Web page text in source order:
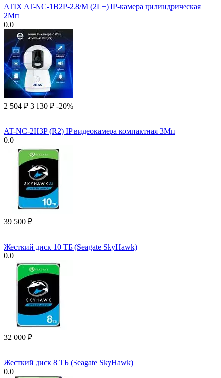
ATIX AT-NC-1B2P-2.8/M (2L+) IP-камера цилиндрическая
2Мп
0.0
2 504 ₽ 3 130 ₽ -20%
AT-NC-2H3P (R2) IP видеокамера компактная 3Мп
0.0
39 500 ₽
Жесткий диск 10 ТБ (Seagate SkyHawk)
0.0
32 000 ₽
Жесткий диск 8 ТБ (Seagate SkyHawk)
0.0